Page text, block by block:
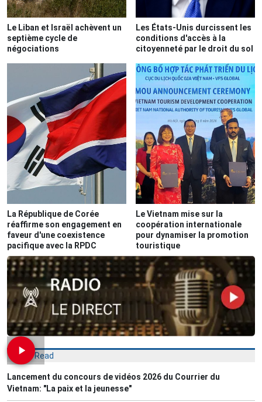
Le Liban et Israël achèvent un
septième cycle de
négociations
Les États-Unis durcissent les
conditions d'accès à la
citoyenneté par le droit du sol
La République de Corée
réaffirme son engagement en
faveur d'une coexistence
pacifique avec la RPDC
Le Vietnam mise sur la
coopération internationale
pour dynamiser la promotion
touristique
Most Read
Lancement du concours de vidéos 2026 du Courrier du
Vietnam: "La paix et la jeunesse"